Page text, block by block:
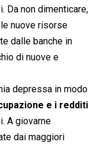
Da non dimenticare,
nuove risorse
dalle banche in
di nuove e
depressa in modo
e i redditi
A giovarne
dai maggiori